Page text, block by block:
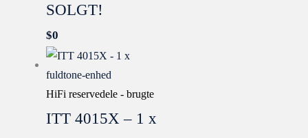
SOLGT!
$0
HiFi reservedele - brugte
ITT 4015X – 1 x